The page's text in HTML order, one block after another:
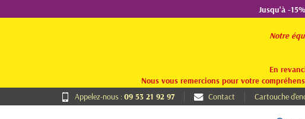
Jusqu'à -
Notre
En
Nous vous remercions pour votre
Appelez-nous :09 53 21 92 97 Contact Cartouche